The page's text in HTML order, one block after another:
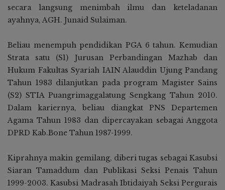
secara langsung menimbah ilmu dan keteladanan
ayahnya, AGH. Junaid Sulaiman.
Beliau menempuh pendidikan PGA 6 tahun. Kemudian
Strata satu (S1) Jurusan Perbandingan Mazhab dan
Hukum Fakultas Syariah IAIN Alauddin Ujung Pandang
Tahun 1983 dilanjutkan pada program Magister Sains
(S2) STIA Puangrimaggalatung Sengkang Tahun 2010.
Dalam kariernya, beliau diangkat PNS Departemen
Agama Tahun 1983 dan dipercayakan sebagai Anggota
DPRD Kab.Bone Tahun 1987-1999.
Kiprahnya makin gemilang, diberi tugas sebagai Kasubsi
Siaran Tamaddum dan Publikasi Seksi Penais Tahun
1999-2003. Kasubsi Madrasah Ibtidaiyah Seksi Pergurais